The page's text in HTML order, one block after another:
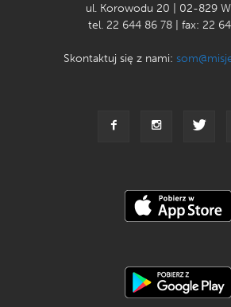
ul. Korowodu 20 | 02-829
tel. 22 644 86 78 | fax: 22
Skontaktuj się z nami: